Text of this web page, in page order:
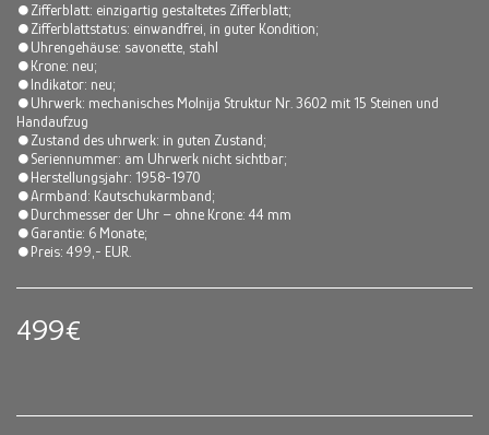
⏺Zifferblatt: einzigartig gestaltetes Zifferblatt;
⏺Zifferblattstatus: einwandfrei, in guter Kondition;
⏺Uhrengehäuse: savonette, stahl
⏺Krone: neu;
⏺Indikator: neu;
⏺Uhrwerk: mechanisches Molnija Struktur Nr. 3602 mit 15 Steinen und
Handaufzug
⏺Zustand des uhrwerk: in guten Zustand;
⏺Seriennummer: am Uhrwerk nicht sichtbar;
⏺Herstellungsjahr: 1958-1970
⏺Armband: Kautschukarmband;
⏺Durchmesser der Uhr – ohne Krone: 44 mm
⏺Garantie: 6 Monate;
⏺Preis: 499,- EUR.
499€